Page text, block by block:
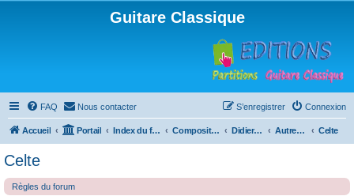
Guitare Classique
FAQ Nous contacter Connexion
S’enregistrer
Accueil Portail Index du forum Compositions Didierland Autres musiques Celte
Celte
Règles du forum